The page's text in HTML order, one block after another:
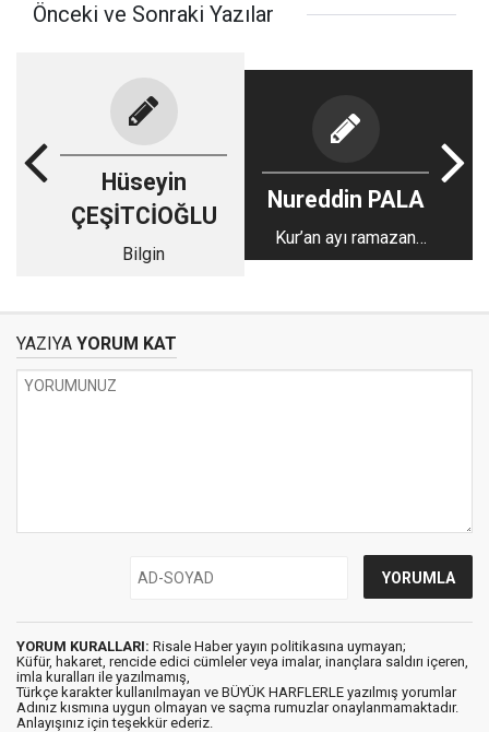
Önceki ve Sonraki Yazılar
Hüseyin
ÇEŞİTCİOĞLU
Bilgin
Nureddin PALA
Kur’an ayı ramazan
2022-14
YAZIYA YORUM KAT
YORUM KURALLARI: Risale Haber yayın politikasına uymayan;
Küfür, hakaret, rencide edici cümleler veya imalar, inançlara saldırı içeren,
imla kuralları ile yazılmamış,
Türkçe karakter kullanılmayan ve BÜYÜK HARFLERLE yazılmış yorumlar
Adınız kısmına uygun olmayan ve saçma rumuzlar onaylanmamaktadır.
Anlayışınız için teşekkür ederiz.